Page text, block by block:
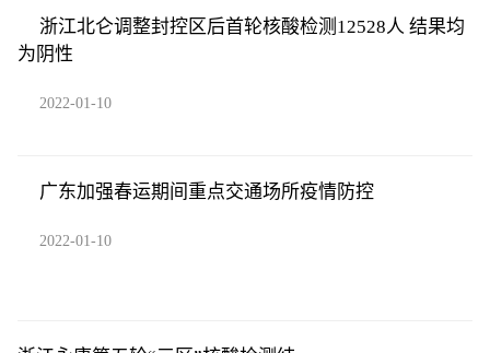
浙江北仑调整封控区后首轮核酸检测12528人 结果均
为阴性
2022-01-10
广东加强春运期间重点交通场所疫情防控
2022-01-10